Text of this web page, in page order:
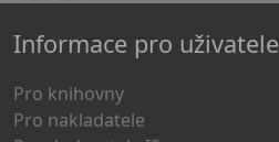
Informace pro uživatele
Pro knihovny
Pro nakladatele